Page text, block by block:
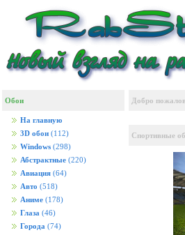
Обои
На главную
3D обои (112)
Windows (298)
Абстрактные (220)
Авиация (64)
Авто (518)
Аниме (178)
Глаза (46)
Города (74)
Добро
Спортивные